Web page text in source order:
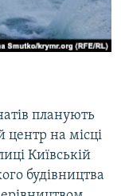
планують
центр на місці
Київській
будівництва